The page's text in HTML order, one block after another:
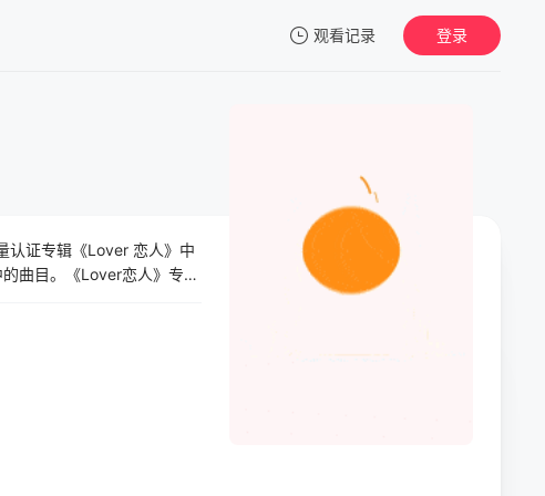
观看记录
暂无观看影片的记录
登录
认证专辑《Lover 恋人》中
曲目。《Lover恋人》专辑
一部现场影像。